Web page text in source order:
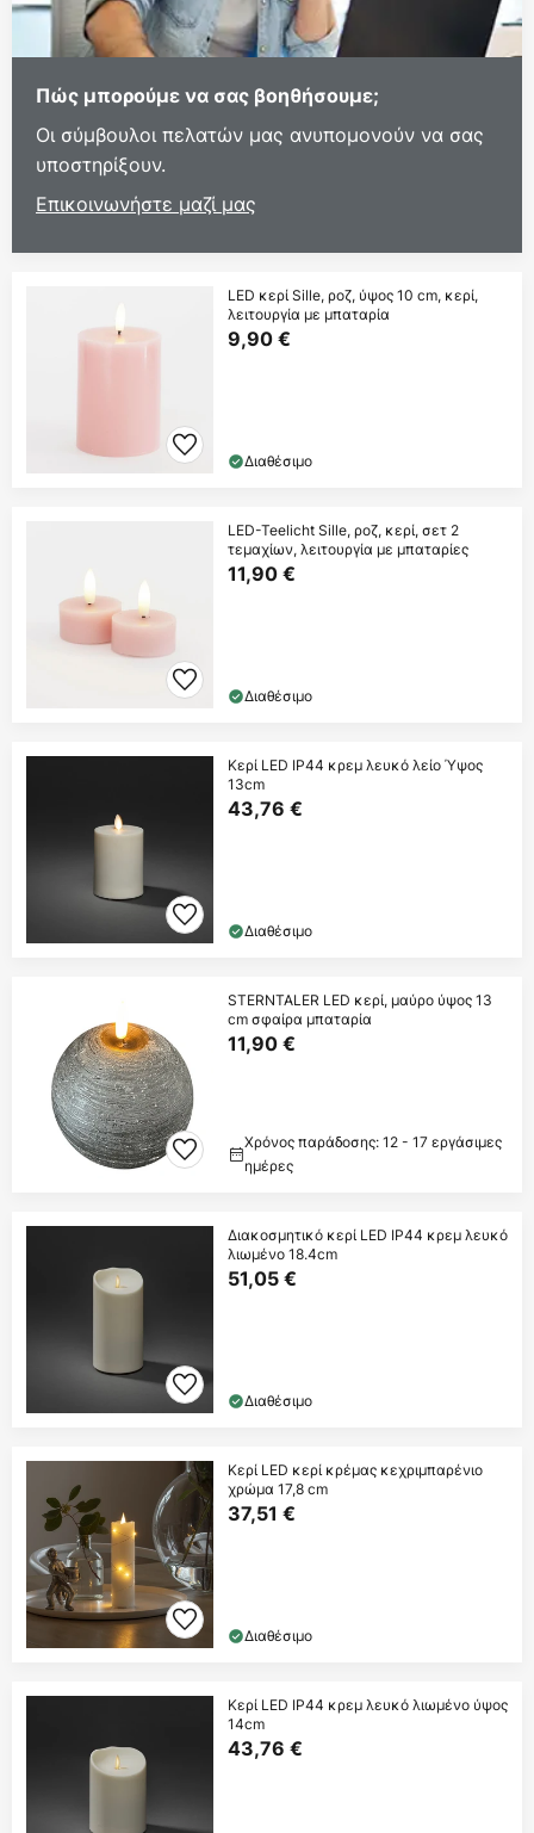
Πώς μπορούμε να σας βοηθήσουμε;
Οι σύμβουλοι πελατών μας ανυπομονούν να σας
υποστηρίξουν.
Επικοινωνήστε μαζί μας
LED κερί Sille, ροζ, ύψος 10 cm, κερί,
λειτουργία με μπαταρία
9,90 €
Διαθέσιμο
LED-Teelicht Sille, ροζ, κερί, σετ 2
τεμαχίων, λειτουργία με μπαταρίες
11,90 €
Διαθέσιμο
Κερί LED IP44 κρεμ λευκό λείο Ύψος
13cm
43,76 €
Διαθέσιμο
STERNTALER LED κερί, μαύρο ύψος 13
cm σφαίρα μπαταρία
11,90 €
Χρόνος παράδοσης: 12 - 17 εργάσιμες
ημέρες
Διακοσμητικό κερί LED IP44 κρεμ λευκό
λιωμένο 18.4cm
51,05 €
Διαθέσιμο
Κερί LED κερί κρέμας κεχριμπαρένιο
χρώμα 17,8 cm
37,51 €
Διαθέσιμο
Κερί LED IP44 κρεμ λευκό λιωμένο ύψος
14cm
43,76 €